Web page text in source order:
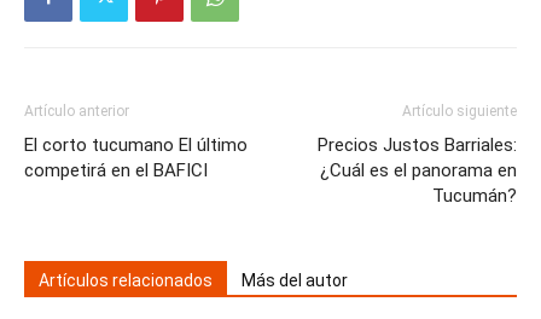
Artículo anterior
El corto tucumano El último
competirá en el BAFICI
Artículo siguiente
Precios Justos Barriales:
¿Cuál es el panorama en
Tucumán?
Artículos relacionados Más del autor